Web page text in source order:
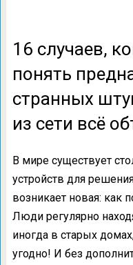
16 случаев,
понять
странных
из сети всё
В мире существует
устройств для
возникает новая: как
Люди регулярно
иногда в старых
угодно! И без